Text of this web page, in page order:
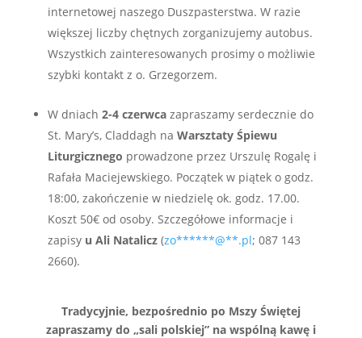
internetowej naszego Duszpasterstwa. W razie
większej liczby chętnych zorganizujemy autobus.
Wszystkich zainteresowanych prosimy o możliwie
szybki kontakt z o. Grzegorzem.
W dniach 2-4 czerwcazapraszamy serdecznie do
St. Mary’s, Claddagh na Warsztaty Śpiewu
Liturgicznego prowadzone przez Urszulę Rogalę i
Rafała Maciejewskiego. Początek w piątek o godz.
18:00, zakończenie w niedzielę ok. godz. 17.00.
Koszt 50€ od osoby. Szczegółowe informacje i
zapisy u Ali Natalicz(zo******@**.pl; 087 143
2660).
Tradycyjnie, bezpośrednio po Mszy Świętej
zapraszamy do „sali polskiej” na wspólną kawę i